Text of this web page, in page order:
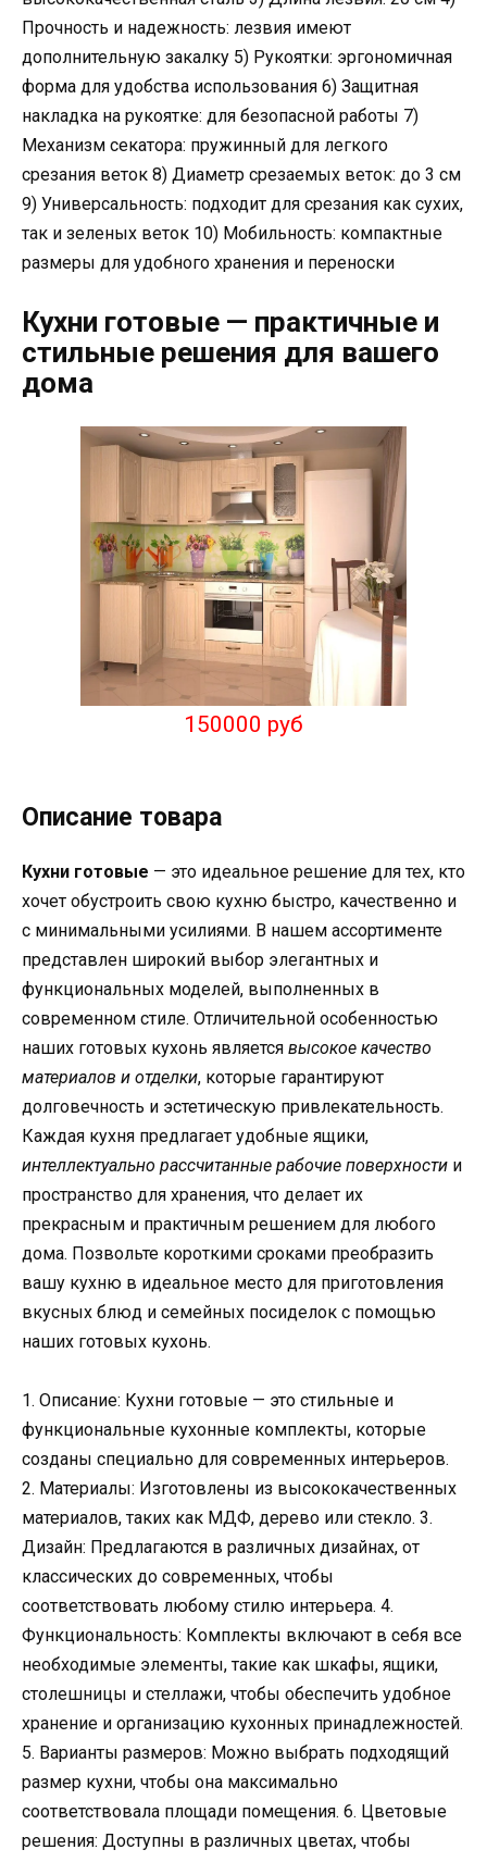
Прочность и надежность: лезвия имеют
дополнительную закалку 5) Рукоятки: эргономичная
форма для удобства использования 6) Защитная
накладка на рукоятке: для безопасной работы 7)
Механизм секатора: пружинный для легкого
срезания веток 8) Диаметр срезаемых веток: до 3 см
9) Универсальность: подходит для срезания как сухих,
так и зеленых веток 10) Мобильность: компактные
размеры для удобного хранения и переноски
Кухни готовые — практичные и
стильные решения для вашего
дома
150000 руб
Описание товара
Кухни готовые — это идеальное решение для тех, кто
хочет обустроить свою кухню быстро, качественно и
с минимальными усилиями. В нашем ассортименте
представлен широкий выбор элегантных и
функциональных моделей, выполненных в
современном стиле. Отличительной особенностью
наших готовых кухонь является высокое качество
материалов и отделки, которые гарантируют
долговечность и эстетическую привлекательность.
Каждая кухня предлагает удобные ящики,
интеллектуально рассчитанные рабочие поверхности и
пространство для хранения, что делает их
прекрасным и практичным решением для любого
дома. Позвольте короткими сроками преобразить
вашу кухню в идеальное место для приготовления
вкусных блюд и семейных посиделок с помощью
наших готовых кухонь.
1. Описание: Кухни готовые — это стильные и
функциональные кухонные комплекты, которые
созданы специально для современных интерьеров.
2. Материалы: Изготовлены из высококачественных
материалов, таких как МДФ, дерево или стекло. 3.
Дизайн: Предлагаются в различных дизайнах, от
классических до современных, чтобы
соответствовать любому стилю интерьера. 4.
Функциональность: Комплекты включают в себя все
необходимые элементы, такие как шкафы, ящики,
столешницы и стеллажи, чтобы обеспечить удобное
хранение и организацию кухонных принадлежностей.
5. Варианты размеров: Можно выбрать подходящий
размер кухни, чтобы она максимально
соответствовала площади помещения. 6. Цветовые
решения: Доступны в различных цветах, чтобы